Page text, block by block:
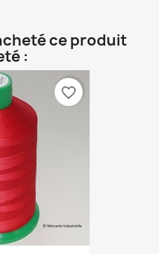
ce produit
:
favorite_border